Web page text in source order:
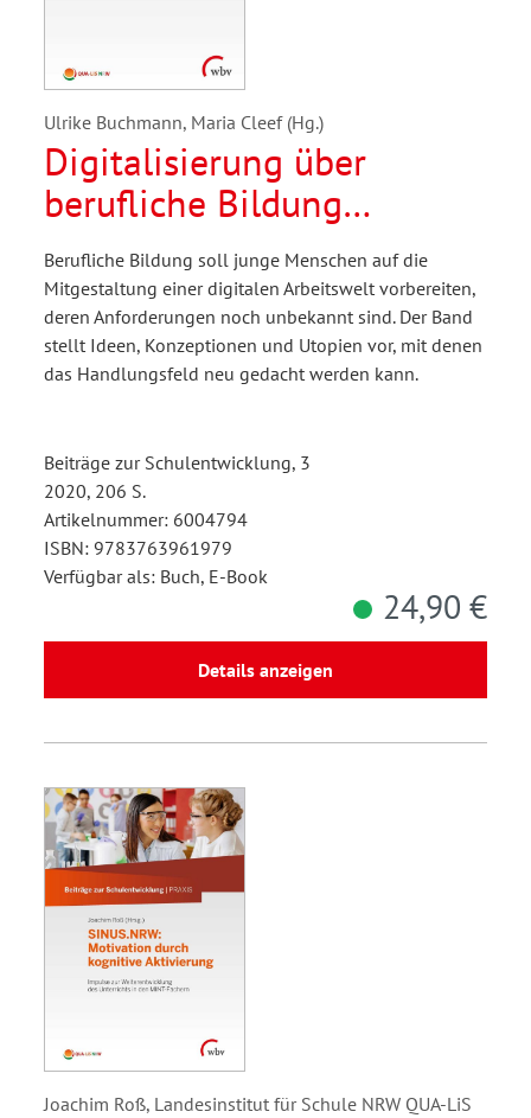
Ulrike Buchmann, Maria Cleef (Hg.)
Digitalisierung über
berufliche Bildung
gestalten
Berufliche Bildung soll junge Menschen auf die
Mitgestaltung einer digitalen Arbeitswelt vorbereiten,
deren Anforderungen noch unbekannt sind. Der Band
stellt Ideen, Konzeptionen und Utopien vor, mit denen
das Handlungsfeld neu gedacht werden kann.
Beiträge zur Schulentwicklung, 3
2020, 206 S.
Artikelnummer: 6004794
ISBN: 9783763961979
Verfügbar als: Buch, E-Book
24,90 €
Details anzeigen
Joachim Roß, Landesinstitut für Schule NRW QUA-LiS